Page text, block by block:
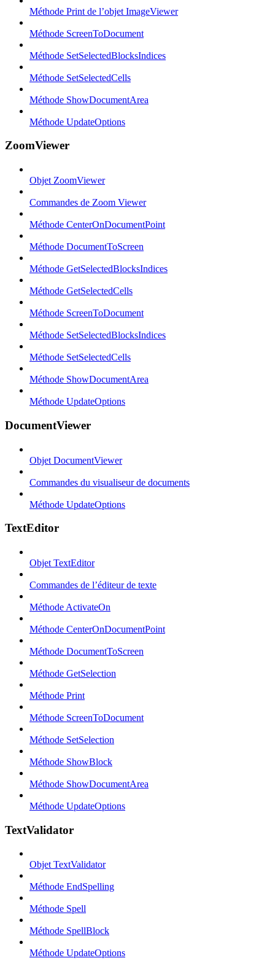
Méthode Print de l’objet ImageViewer
Méthode ScreenToDocument
Méthode SetSelectedBlocksIndices
Méthode SetSelectedCells
Méthode ShowDocumentArea
Méthode UpdateOptions
ZoomViewer
Objet ZoomViewer
Commandes de Zoom Viewer
Méthode CenterOnDocumentPoint
Méthode DocumentToScreen
Méthode GetSelectedBlocksIndices
Méthode GetSelectedCells
Méthode ScreenToDocument
Méthode SetSelectedBlocksIndices
Méthode SetSelectedCells
Méthode ShowDocumentArea
Méthode UpdateOptions
DocumentViewer
Objet DocumentViewer
Commandes du visualiseur de documents
Méthode UpdateOptions
TextEditor
Objet TextEditor
Commandes de l’éditeur de texte
Méthode ActivateOn
Méthode CenterOnDocumentPoint
Méthode DocumentToScreen
Méthode GetSelection
Méthode Print
Méthode ScreenToDocument
Méthode SetSelection
Méthode ShowBlock
Méthode ShowDocumentArea
Méthode UpdateOptions
TextValidator
Objet TextValidator
Méthode EndSpelling
Méthode Spell
Méthode SpellBlock
Méthode UpdateOptions